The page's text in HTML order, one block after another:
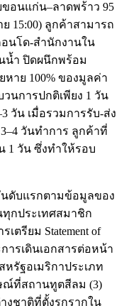
อนแก่น–ลาดพร้าว 95
15:00) ลูกค้าสามารถ
อนโด-สำนักงานใน
น้ำ ปิดผนึกพร้อม
าย 100% ของมูลค่า
วนการปกติเพียง 1 วัน
วัน เมื่อรวมการรับ-ส่ง
วันทำการ ลูกค้าที่
1 วัน ซึ่งทำให้รอบ
ดับแรกตามข้อมูลของ
ทุกประเทศสมาชิก
ตรียม Statement of
การเดินเอกสารต่อหน้า
หรัฐอเมริกาประเภท
ณ์ที่สถานทูตสีลม (3)
งชาติที่ตั้งรกรากใน